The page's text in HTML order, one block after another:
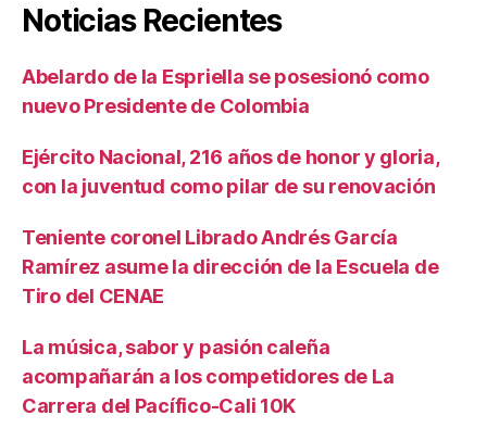
Noticias Recientes
Abelardo de la Espriella se posesionó como
nuevo Presidente de Colombia
Ejército Nacional, 216 años de honor y gloria,
con la juventud como pilar de su renovación
Teniente coronel Librado Andrés García
Ramírez asume la dirección de la Escuela de
Tiro del CENAE
La música, sabor y pasión caleña
acompañarán a los competidores de La
Carrera del Pacífico-Cali 10K